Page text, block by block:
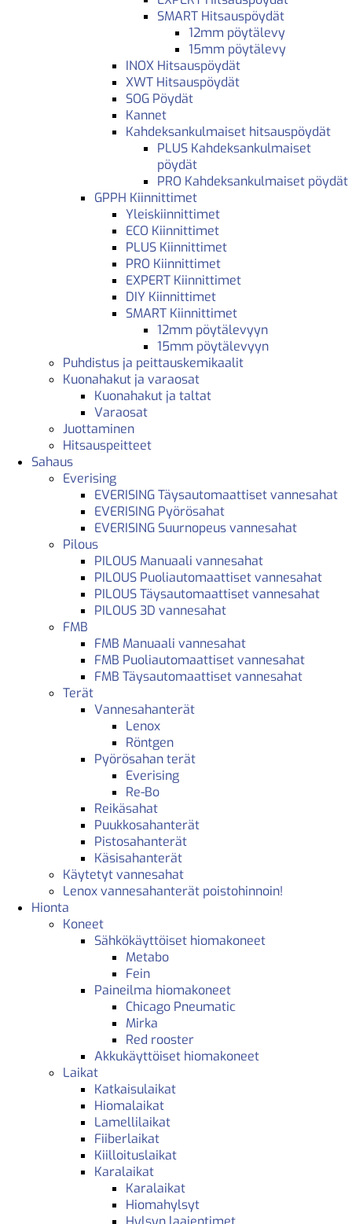
SMART Hitsauspöydät
12mm pöytälevy
15mm pöytälevy
INOX Hitsauspöydät
XWT Hitsauspöydät
SOG Pöydät
Kannet
Kahdeksankulmaiset hitsauspöydät
PLUS Kahdeksankulmaiset
pöydät
PRO Kahdeksankulmaiset pöydät
GPPH Kiinnittimet
Yleiskiinnittimet
ECO Kiinnittimet
PLUS Kiinnittimet
PRO Kiinnittimet
EXPERT Kiinnittimet
DIY Kiinnittimet
SMART Kiinnittimet
12mm pöytälevyyn
15mm pöytälevyyn
Puhdistus ja peittauskemikaalit
Kuonahakut ja varaosat
Kuonahakut ja taltat
Varaosat
Juottaminen
Hitsauspeitteet
Sahaus
Everising
EVERISING Täysautomaattiset vannesahat
EVERISING Pyörösahat
EVERISING Suurnopeus vannesahat
Pilous
PILOUS Manuaali vannesahat
PILOUS Puoliautomaattiset vannesahat
PILOUS Täysautomaattiset vannesahat
PILOUS 3D vannesahat
FMB
FMB Manuaali vannesahat
FMB Puoliautomaattiset vannesahat
FMB Täysautomaattiset vannesahat
Terät
Vannesahanterät
Lenox
Röntgen
Pyörösahan terät
Everising
Re-Bo
Reikäsahat
Puukkosahanterät
Pistosahanterät
Käsisahanterät
Käytetyt vannesahat
Lenox vannesahanterät poistohinnoin!
Hionta
Koneet
Sähkökäyttöiset hiomakoneet
Metabo
Fein
Paineilma hiomakoneet
Chicago Pneumatic
Mirka
Red rooster
Akkukäyttöiset hiomakoneet
Laikat
Katkaisulaikat
Hiomalaikat
Lamellilaikat
Fiiberlaikat
Kiilloituslaikat
Karalaikat
Karalaikat
Hiomahylsyt